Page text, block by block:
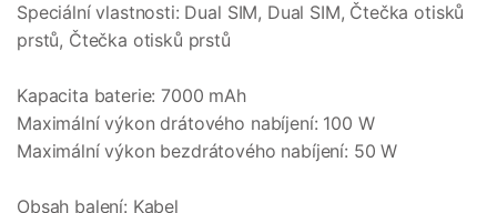
Speciální vlastnosti: Dual SIM, Dual SIM, Čtečka otisků
prstů, Čtečka otisků prstů
Kapacita baterie: 7000 mAh
Maximální výkon drátového nabíjení: 100 W
Maximální výkon bezdrátového nabíjení: 50 W
Obsah balení: Kabel